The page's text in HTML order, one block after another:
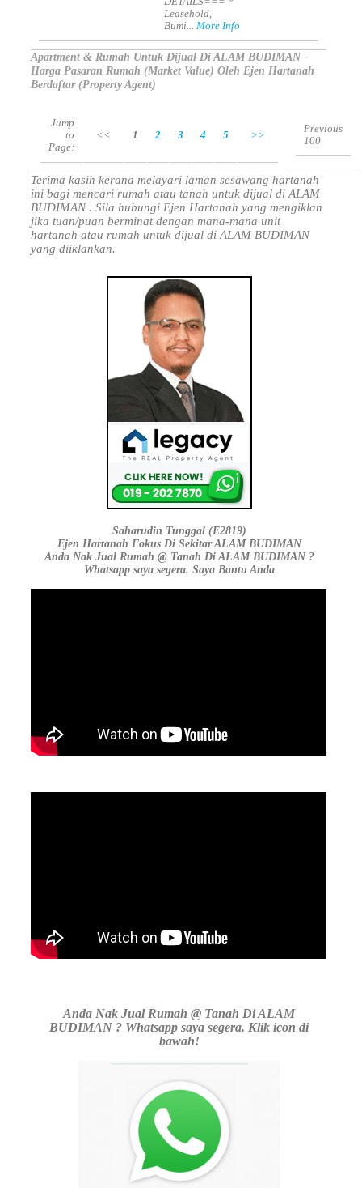
Leasehold,
Bumi...More Info
Apartment & Rumah Untuk Dijual Di ALAM BUDIMAN -
Harga Pasaran Rumah (Market Value) Oleh Ejen Hartanah
Berdaftar (Property Agent)
Jump
to
Page:
<< 1 2 3 4 5 >>
Previous
100
Terima kasih kerana melayari laman sesawang hartanah
ini bagi mencari rumah atau tanah untuk dijual di ALAM
BUDIMAN . Sila hubungi Ejen Hartanah yang mengiklan
jika tuan/puan berminat dengan mana-mana unit
hartanah atau rumah untuk dijual di ALAM BUDIMAN
yang diiklankan.
Saharudin Tunggal (E2819)
Ejen Hartanah Fokus Di Sekitar ALAM BUDIMAN
Anda Nak Jual Rumah @ Tanah Di ALAM BUDIMAN ?
Whatsapp saya segera. Saya Bantu Anda
Anda Nak Jual Rumah @ Tanah Di ALAM
BUDIMAN ? Whatsapp saya segera. Klik icon di
bawah!